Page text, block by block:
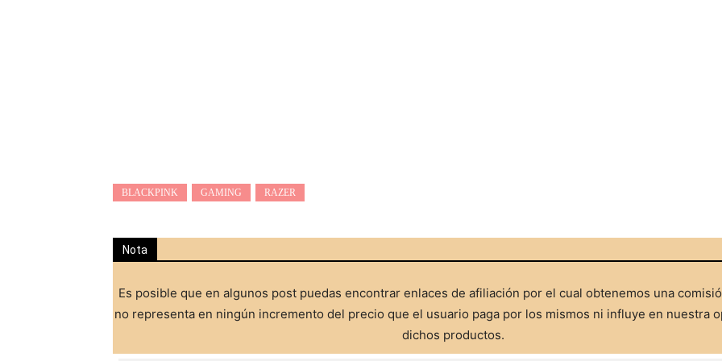
BLACKPINK GAMING RAZER
Nota
Es posible que en algunos post puedas encontrar enlaces de afiliación por el cual obtenemos una
no representa en ningún incremento del precio que el usuario paga por los mismos ni influye en nuestra
dichos productos.